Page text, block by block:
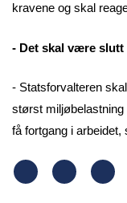
kravene og skal
- Det skal være
- Statsforvalteren
størst
få fortgang i arbeidet,